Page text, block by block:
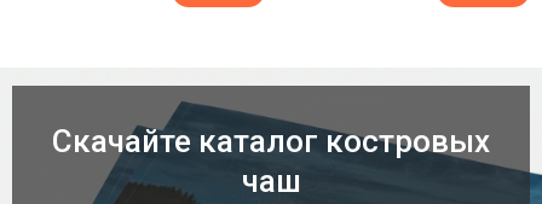
Скачайте каталог костровых
чаш